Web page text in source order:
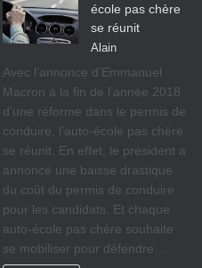
école pas chère
se réunit
Alain
Avec l’annonce d’Emmanuel
Macron à la fin de l’année 2018
d’une réforme dans le permis de
conduire, l’auto-école pas chère
se réunit. En effet, le président a
annoncé une baisse drastique
du coût du permis de conduire
pour les candidats. Et chaque
auto-école pas chère souhaite
se mobiliser pour défendre…